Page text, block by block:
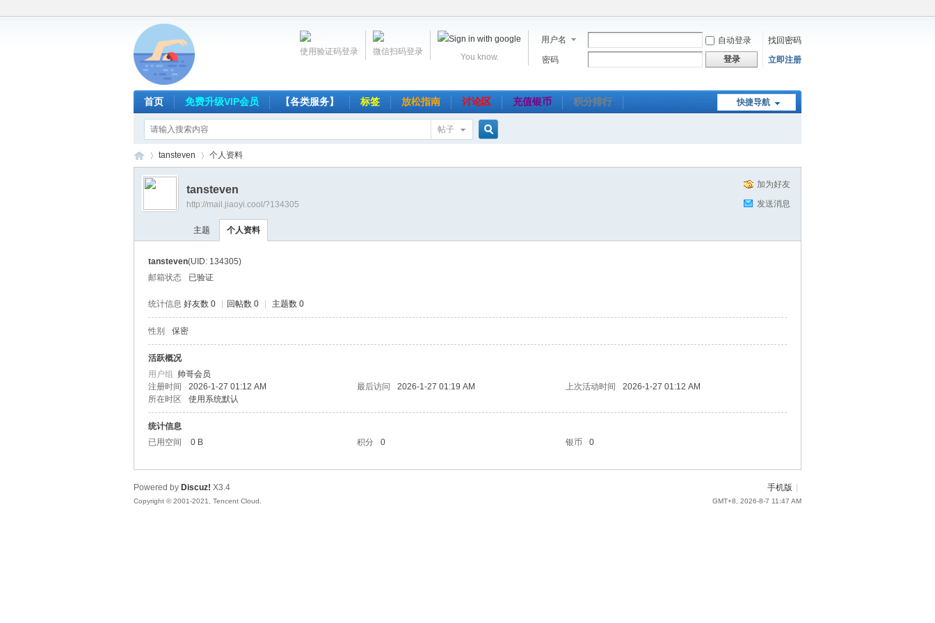
用户名 自动登录
找回密码
密码
登录 立即注册
You know.
微信扫码登录
使用验证码登录
快捷导航
首页 免费升级VIP会员 【各类服务】 标签 放松指南 讨论区 充值银币 积分排行
帖子
网
›
tansteven 个人资料
加为好友
发送消息
tansteven
http://mail.jiaoyi.cool/?134305
主题 个人资料
tansteven(UID: 134305)
邮箱状态
已验证
统计信息 好友数 0 回帖数 0 主题数 0
性别 保密
活跃概况
用户组 帅哥会员
注册时间
2026-1-27 01:12 AM 最后访问 2026-1-27 01:19 AM 上次活动时间
2026-1-27 01:12 AM
所在时区
使用系统默认
统计信息
已用空间
0 B 积分 0 银币 0
手机版
GMT+8, 2026-8-7 11:47 AM
Powered by Discuz! X3.4
Copyright © 2001-2021, Tencent Cloud.